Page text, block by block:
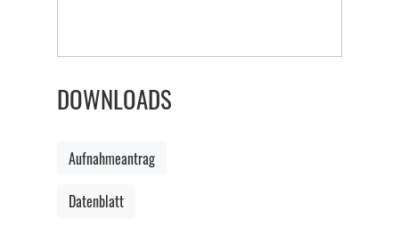
DOWNLOADS
Aufnahmeantrag
Datenblatt